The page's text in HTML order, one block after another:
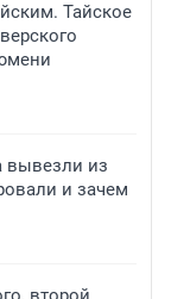
Тайское
вывезли из
и зачем